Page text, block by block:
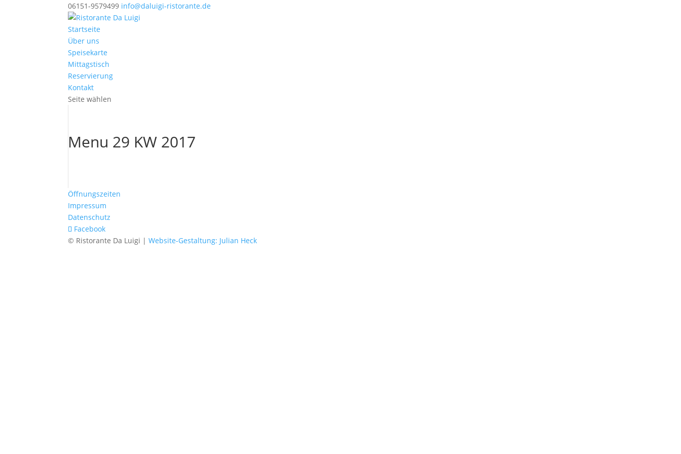
06151-9579499 info@daluigi-ristorante.de
Startseite
Über uns
Speisekarte
Mittagstisch
Reservierung
Kontakt
Seite wählen
Menu 29 KW 2017
Öffnungszeiten
Impressum
Datenschutz
Facebook
© Ristorante Da Luigi |Website-Gestaltung: Julian Heck